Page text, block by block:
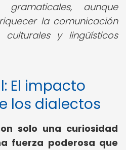
aunque
la comunicación
y lingüísticos
El impacto
los dialectos
solo una curiosidad
fuerza poderosa que